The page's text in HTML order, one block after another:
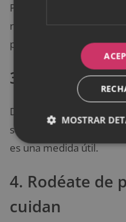
Puedes comunicarte
necesario herir para
prefieres alejarte sin
3. Reduce el
Deja de responder
se vuelve invasiva.
es una medida útil.
4. Rodéate de
cuidan
MOSTRAR